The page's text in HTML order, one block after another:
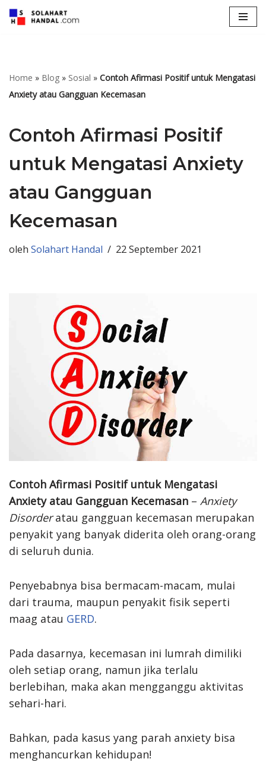
Home » Blog » Sosial » Contoh Afirmasi Positif untuk Mengatasi
Anxiety atau Gangguan Kecemasan
Contoh Afirmasi Positif
untuk Mengatasi Anxiety
atau Gangguan
Kecemasan
oleh Solahart Handal 22 September 2021
Contoh Afirmasi Positif untuk Mengatasi
Anxiety atau Gangguan Kecemasan – Anxiety
Disorderatau gangguan kecemasan merupakan
penyakit yang banyak diderita oleh orang-orang
di seluruh dunia.
Penyebabnya bisa bermacam-macam, mulai
dari trauma, maupun penyakit fisik seperti
maag atau GERD.
Pada dasarnya, kecemasan ini lumrah dimiliki
oleh setiap orang, namun jika terlalu
berlebihan, maka akan mengganggu aktivitas
sehari-hari.
Bahkan, pada kasus yang parah anxiety bisa
menghancurkan kehidupan!